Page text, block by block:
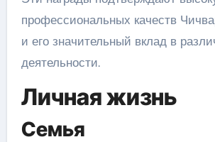
профессиональных качеств
и его значительный вклад в
деятельности.
Личная жизнь
Семья